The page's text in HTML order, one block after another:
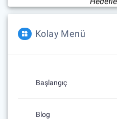
Kolay Menü
Başlangıç
Blog